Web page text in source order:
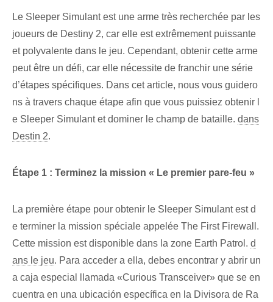
Le Sleeper Simulant est une arme très recherchée par les
joueurs de Destiny 2, car elle est extrêmement puissante
et polyvalente dans le jeu. Cependant, obtenir cette arme
peut être un défi, car elle nécessite de franchir une série
d’étapes spécifiques. Dans cet article, nous vous guidero
ns à travers chaque étape afin que vous puissiez obtenir l
e Sleeper Simulant et dominer le champ de bataille. dans
Destin 2.
Étape 1 : Terminez la mission « Le premier pare-feu »
La première étape pour obtenir le Sleeper Simulant est d
e terminer la mission spéciale appelée The First Firewall.
Cette mission est disponible dans la zone Earth Patrol. d
ans le jeu. Para acceder ⁣a ella, debes‍ encontrar ⁣y​ abrir un
a caja especial llamada «Curious Transceiver»​ que se en
cuentra en una ubicación específica en la Divisora de ‍Ra